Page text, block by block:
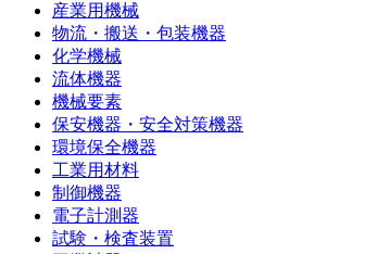
産業用機械
物流・搬送・包装機器
化学機械
流体機器
機械要素
保安機器・安全対策機器
環境保全機器
工業用材料
制御機器
電子計測器
試験・検査装置